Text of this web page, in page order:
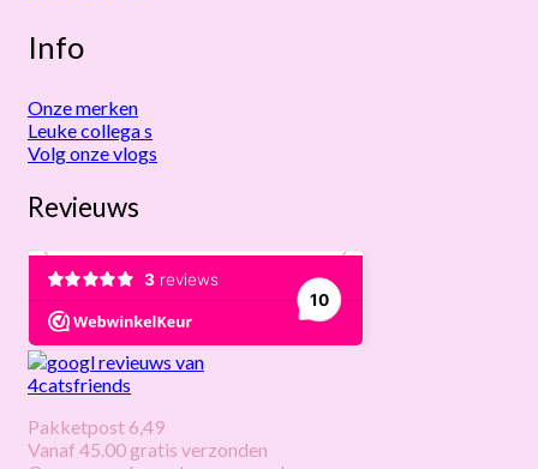
Info
Onze merken
Leuke collega s
Volg onze vlogs
Revieuws
Pakketpost 6,49
Vanaf 45.00 gratis verzonden